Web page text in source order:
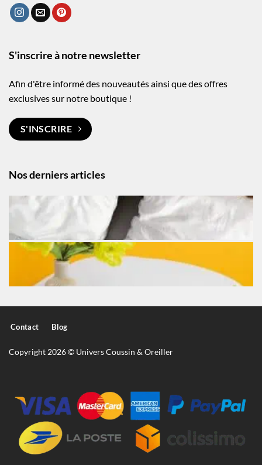
Nos derniers articles
S'inscrire à notre newsletter
Afin d'être informé des nouveautés ainsi que des offres
exclusives sur notre boutique !
S'INSCRIRE
Contact Blog
Copyright 2026 © Univers Coussin & Oreiller